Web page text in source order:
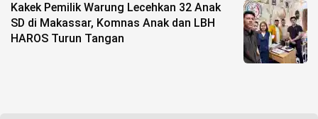
Kakek Pemilik Warung Lecehkan 32 Anak
SD di Makassar, Komnas Anak dan LBH
HAROS Turun Tangan